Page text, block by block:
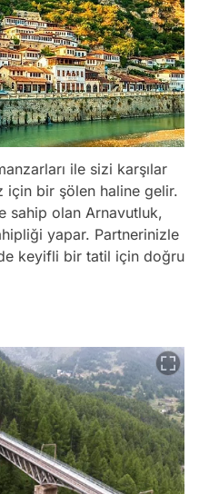
ile sizi karşılar
bir şölen haline gelir.
sahip olan Arnavutluk,
yapar. Partnerinizle
keyifli bir tatil için doğru